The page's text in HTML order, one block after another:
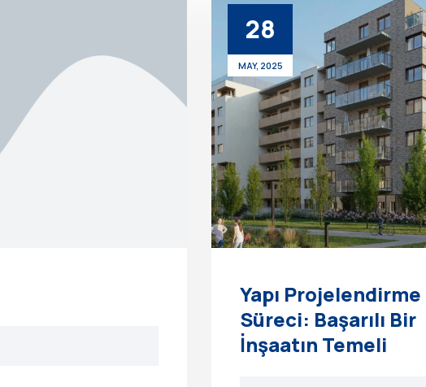
28
MAY, 2025
Yapı Projelendirme
Süreci: Başarılı Bir
İnşaatın Temeli